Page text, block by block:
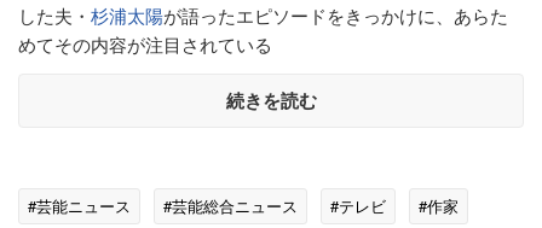
した夫・ 杉浦太陽が語ったエピソードをきっかけに、あらた
めてその内容が注目されている
続きを読む
#芸能ニュース #芸能総合ニュース #テレビ
#作家